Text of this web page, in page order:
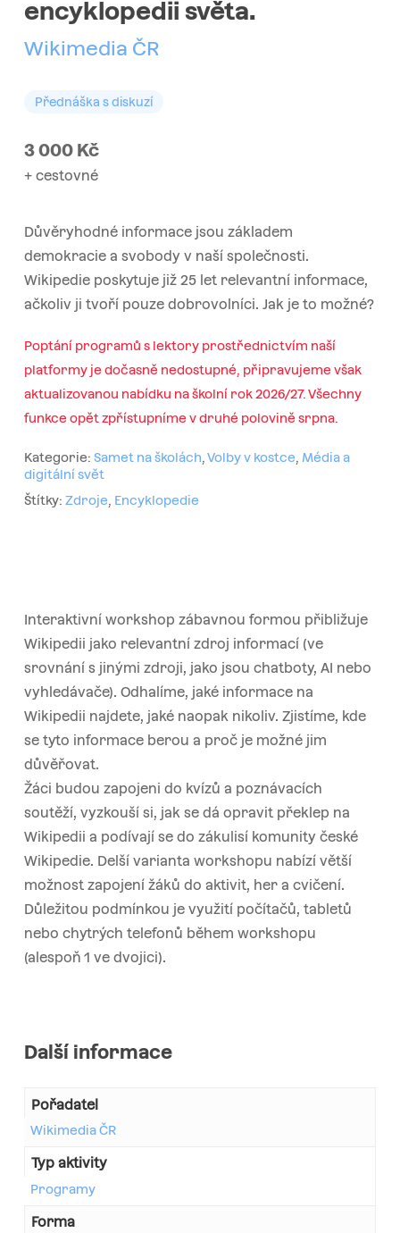
encyklopedii světa.
Wikimedia ČR
Přednáška s diskuzí
3 000 Kč
+ cestovné
Důvěryhodné informace jsou základem
demokracie a svobody v naší společnosti.
Wikipedie poskytuje již 25 let relevantní informace,
ačkoliv ji tvoří pouze dobrovolníci. Jak je to možné?
Poptání programů s lektory prostřednictvím naší
platformy je dočasně nedostupné, připravujeme však
aktualizovanou nabídku na školní rok 2026/27. Všechny
funkce opět zpřístupníme v druhé polovině srpna.
Kategorie: Samet na školách, Volby v kostce, Média a
digitální svět
Štítky: Zdroje, Encyklopedie
Interaktivní workshop zábavnou formou přibližuje
Wikipedii jako relevantní zdroj informací (ve
srovnání s jinými zdroji, jako jsou chatboty, AI nebo
vyhledávače). Odhalíme, jaké informace na
Wikipedii najdete, jaké naopak nikoliv. Zjistíme, kde
se tyto informace berou a proč je možné jim
důvěřovat.
Žáci budou zapojeni do kvízů a poznávacích
soutěží, vyzkouší si, jak se dá opravit překlep na
Wikipedii a podívají se do zákulisí komunity české
Wikipedie. Delší varianta workshopu nabízí větší
možnost zapojení žáků do aktivit, her a cvičení.
Důležitou podmínkou je využití počítačů, tabletů
nebo chytrých telefonů během workshopu
(alespoň 1 ve dvojici).
Další informace
Pořadatel
Wikimedia ČR
Typ aktivity
Programy
Forma